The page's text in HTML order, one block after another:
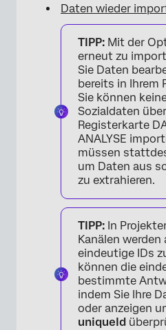
Daten wieder
TIPP: Mit der
erneut zu
Sie Daten
bereits in Ihrem
Sie können
Sozialdaten
Registerkarte
ANALYSE
müssen
um Daten aus
zu extrahieren.
TIPP: In
Kanälen
eindeutige IDs
können die
bestimmte
indem Sie Ihre
oder anzeigen
uniqueId